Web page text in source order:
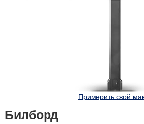
Примерить свой
Билборд